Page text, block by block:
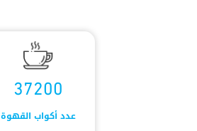
37200
عدد أكواب القهوة